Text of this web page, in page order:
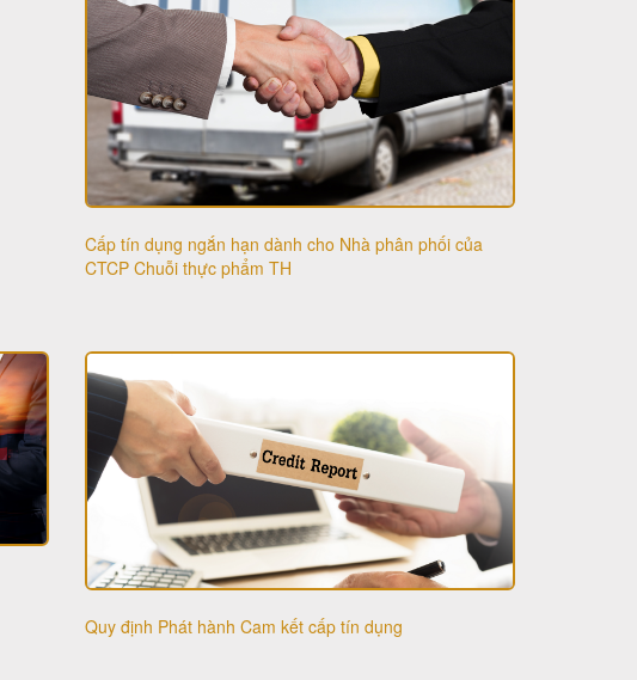
Cấp tín dụng ngắn hạn dành cho Nhà phân phối của
CTCP Chuỗi thực phẩm TH
Quy định Phát hành Cam kết cấp tín dụng